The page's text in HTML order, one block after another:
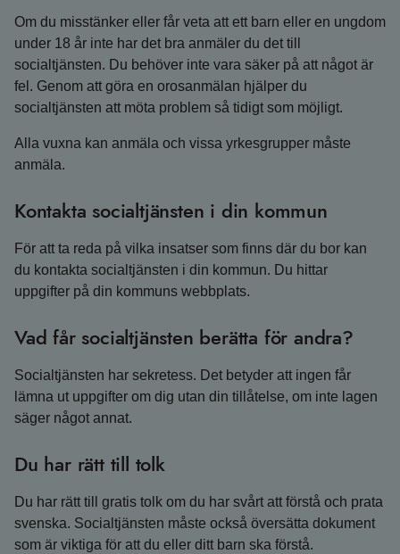
Om du misstänker eller får veta att ett barn eller en ungdom
under 18 år inte har det bra anmäler du det till
socialtjänsten. Du behöver inte vara säker på att något är
fel. Genom att göra en orosanmälan hjälper du
socialtjänsten att möta problem så tidigt som möjligt.
Alla vuxna kan anmäla och vissa yrkesgrupper måste
anmäla.
Kontakta socialtjänsten i din kommun
För att ta reda på vilka insatser som finns där du bor kan
du kontakta socialtjänsten i din kommun. Du hittar
uppgifter på din kommuns webbplats.
Vad får socialtjänsten berätta för andra?
Socialtjänsten har sekretess. Det betyder att ingen får
lämna ut uppgifter om dig utan din tillåtelse, om inte lagen
säger något annat.
Du har rätt till tolk
Du har rätt till gratis tolk om du har svårt att förstå och prata
svenska. Socialtjänsten måste också översätta dokument
som är viktiga för att du eller ditt barn ska förstå.